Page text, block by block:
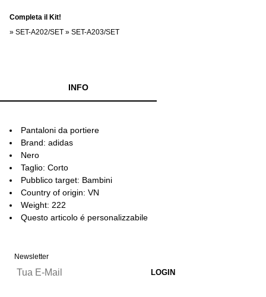
Completa il Kit!
» SET-A202/SET » SET-A203/SET
INFO
Pantaloni da portiere
Brand: adidas
Nero
Taglio: Corto
Pubblico target: Bambini
Country of origin: VN
Weight: 222
Questo articolo é personalizzabile
Newsletter